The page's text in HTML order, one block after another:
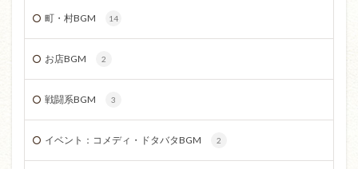
町・村BGM 14
お店BGM 2
戦闘系BGM 3
イベント：コメディ・ドタバタBGM 2